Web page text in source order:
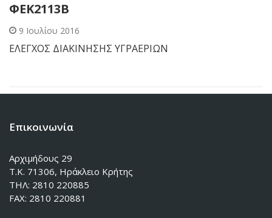
ΦΕΚ2113Β
9 Ιουλίου 2016
ΕΛΕΓΧΟΣ ΔΙΑΚΙΝΗΣΗΣ ΥΓΡΑΕΡΙΩΝ
Επικοινωνία
Αρχιμήδους 29
Τ.Κ. 71306, Ηράκλειο Κρήτης
ΤΗΛ: 2810 220885
FAX: 2810 220881